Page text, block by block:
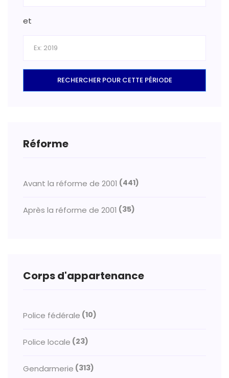
et
RECHERCHER POUR CETTE PÉRIODE
Réforme
Avant la réforme de 2001 (441)
Après la réforme de 2001 (35)
Corps d'appartenance
Police fédérale (10)
Police locale (23)
Gendarmerie (313)